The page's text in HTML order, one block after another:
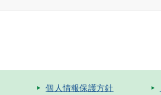
個人情報保護方針